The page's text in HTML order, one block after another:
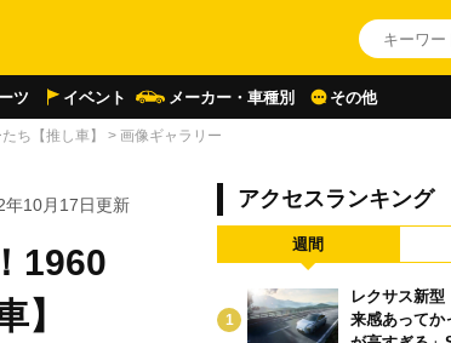
ツ イベント メーカー・車種別 その他
ち【推し車】 > 画像ギャラリー
年10月17日更新
1960
】
アクセスランキング
週間
1
レクサス新
来感あってか